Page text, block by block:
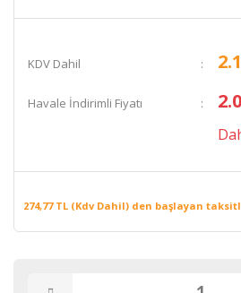
KDV Dahil
Havale İndirimli Fiyatı
274,77 TL (Kdv Dahil) den başlayan